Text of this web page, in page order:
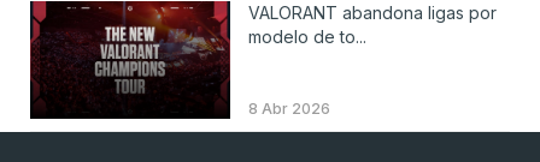
VALORANT abandona ligas por
modelo de to...
8 Abr 2026